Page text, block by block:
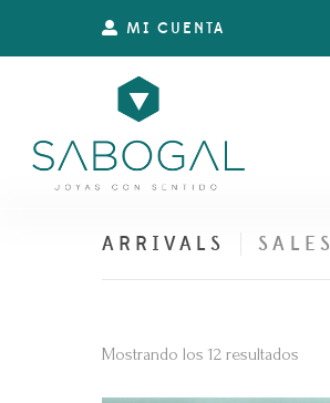
MI CUENTA
ARRIVALS SALES
Mostrando los 12 resultados